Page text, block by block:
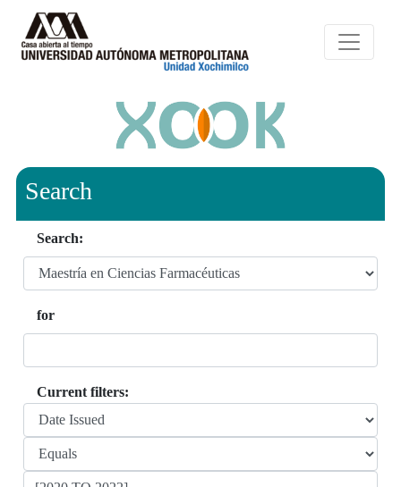
Search
Search:
for
Current filters: